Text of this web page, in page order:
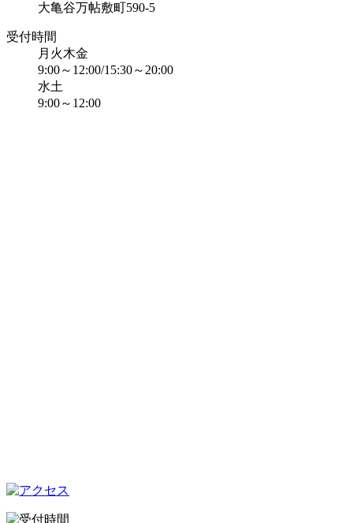
大亀谷万帖敷町590-5
受付時間
月火木金
9:00～12:00/15:30～20:00
水土
9:00～12:00